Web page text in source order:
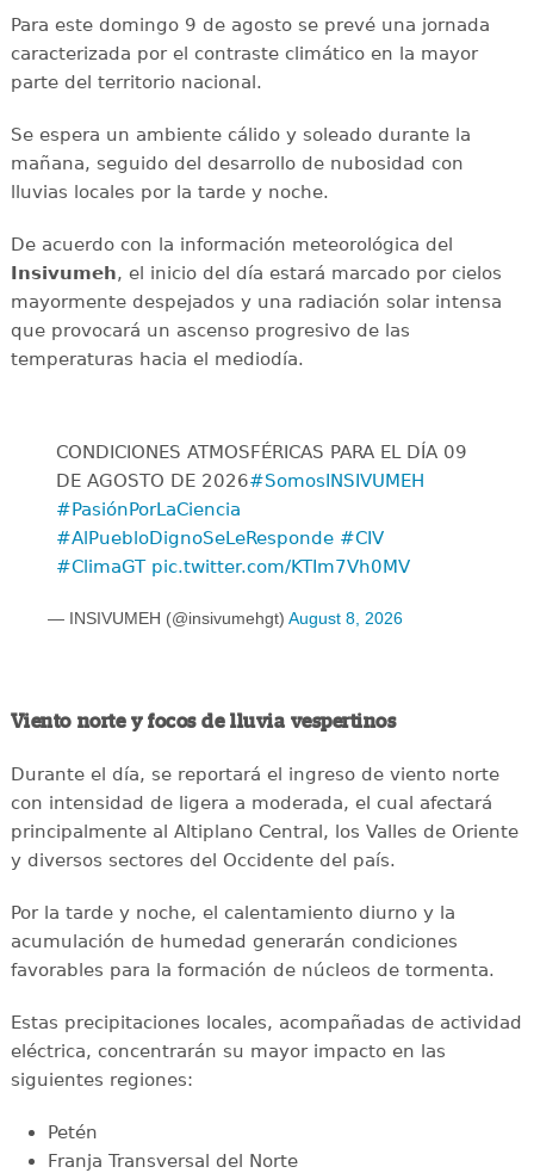
Para este domingo 9 de agosto se prevé una jornada
caracterizada por el contraste climático en la mayor
parte del territorio nacional.
Se espera un ambiente cálido y soleado durante la
mañana, seguido del desarrollo de nubosidad con
lluvias locales por la tarde y noche.
De acuerdo con la información meteorológica del
Insivumeh, el inicio del día estará marcado por cielos
mayormente despejados y una radiación solar intensa
que provocará un ascenso progresivo de las
temperaturas hacia el mediodía.
CONDICIONES ATMOSFÉRICAS PARA EL DÍA 09
DE AGOSTO DE 2026#SomosINSIVUMEH
#PasiónPorLaCiencia
#AlPuebloDignoSeLeResponde #CIV
#ClimaGT pic.twitter.com/KTIm7Vh0MV
— INSIVUMEH (@insivumehgt) August 8, 2026
Viento norte y focos de lluvia vespertinos
Durante el día, se reportará el ingreso de viento norte
con intensidad de ligera a moderada, el cual afectará
principalmente al Altiplano Central, los Valles de Oriente
y diversos sectores del Occidente del país.
Por la tarde y noche, el calentamiento diurno y la
acumulación de humedad generarán condiciones
favorables para la formación de núcleos de tormenta.
Estas precipitaciones locales, acompañadas de actividad
eléctrica, concentrarán su mayor impacto en las
siguientes regiones:
Petén
Franja Transversal del Norte